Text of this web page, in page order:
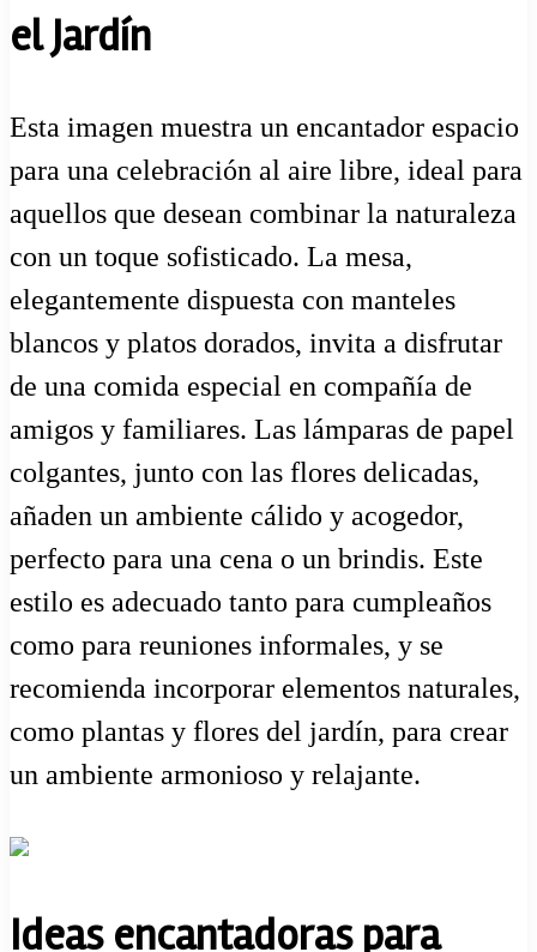
el Jardín
Esta imagen muestra un encantador espacio
para una celebración al aire libre, ideal para
aquellos que desean combinar la naturaleza
con un toque sofisticado. La mesa,
elegantemente dispuesta con manteles
blancos y platos dorados, invita a disfrutar
de una comida especial en compañía de
amigos y familiares. Las lámparas de papel
colgantes, junto con las flores delicadas,
añaden un ambiente cálido y acogedor,
perfecto para una cena o un brindis. Este
estilo es adecuado tanto para cumpleaños
como para reuniones informales, y se
recomienda incorporar elementos naturales,
como plantas y flores del jardín, para crear
un ambiente armonioso y relajante.
Ideas encantadoras para